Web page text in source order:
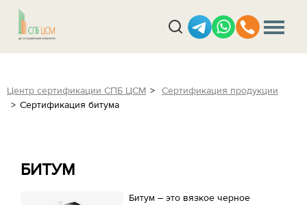
Центр сертификации СПБ ЦСМ
Сертификация продукции
Сертификация битума
БИТУМ
Битум – это вязкое черное